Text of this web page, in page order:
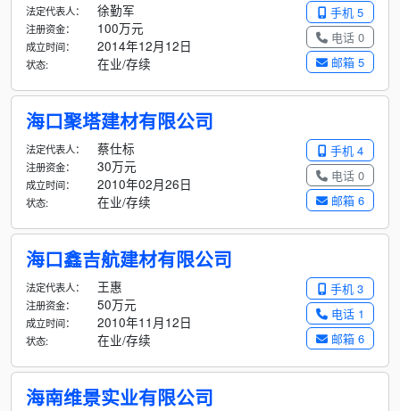
手机 5
电话 0
邮箱 5
法定代表人： 徐勤军
注册资金： 100万元
成立时间： 2014年12月12日
状态: 在业/存续
海口聚塔建材有限公司
手机 4
电话 0
邮箱 6
法定代表人： 蔡仕标
注册资金： 30万元
成立时间： 2010年02月26日
状态: 在业/存续
海口鑫吉航建材有限公司
手机 3
电话 1
邮箱 6
法定代表人： 王惠
注册资金： 50万元
成立时间： 2010年11月12日
状态: 在业/存续
海南维景实业有限公司